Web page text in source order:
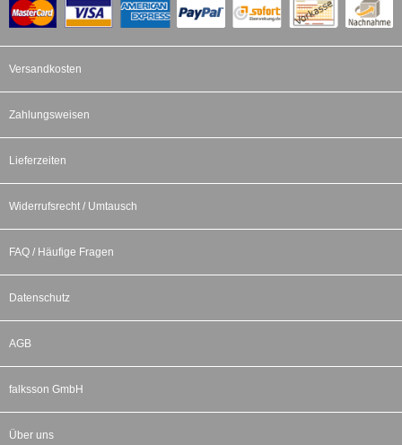
Versandkosten
Zahlungsweisen
Lieferzeiten
Widerrufsrecht / Umtausch
FAQ / Häufige Fragen
Datenschutz
AGB
falksson GmbH
Über uns